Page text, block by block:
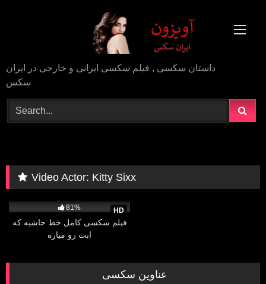
داستان سکسی , فیلم سکسی ایرانی و خارجی در ایران
سکس
Video Actor: Kitty Sixx
HD
81%
فیلم سکسی کامل خط حاشیه که
ابت رو میاره
عناوین سکسی